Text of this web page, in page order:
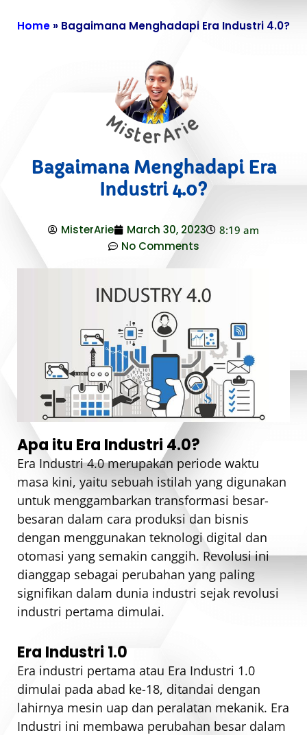
Home » Bagaimana Menghadapi Era Industri 4.0?
Bagaimana Menghadapi Era
Industri 4.0?
MisterArie March 30, 2023 8:19 am
No Comments
Apa itu Era Industri 4.0?
Era Industri 4.0 merupakan periode waktu
masa kini, yaitu sebuah istilah yang digunakan
untuk menggambarkan transformasi besar-
besaran dalam cara produksi dan bisnis
dengan menggunakan teknologi digital dan
otomasi yang semakin canggih. Revolusi ini
dianggap sebagai perubahan yang paling
signifikan dalam dunia industri sejak revolusi
industri pertama dimulai.
Era Industri 1.0
Era industri pertama atau Era Industri 1.0
dimulai pada abad ke-18, ditandai dengan
lahirnya mesin uap dan peralatan mekanik. Era
Industri ini membawa perubahan besar dalam